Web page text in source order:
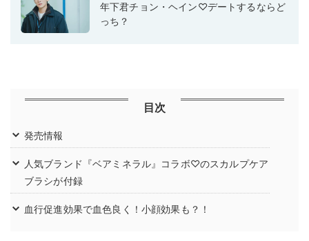
年下君チョン・ヘイン♡デートするならど
っち？
目次
発売情報
人気ブランド『ベアミネラル』コラボ♡のスカルプケア
ブラシが付録
血行促進効果で血色良く！小顔効果も？！